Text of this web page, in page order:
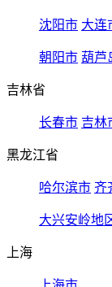
沈阳市 大连
朝阳市 葫芦
吉林省
长春市 吉林
黑龙江省
哈尔滨市 齐
大兴安岭地
上海